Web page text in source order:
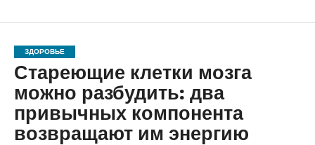
ЗДОРОВЬЕ
Стареющие клетки мозга
можно разбудить: два
привычных компонента
возвращают им энергию